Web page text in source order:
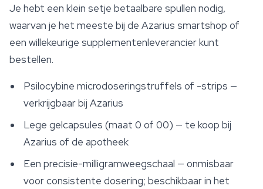
Je hebt een klein setje betaalbare spullen nodig,
waarvan je het meeste bij de Azarius smartshop of
een willekeurige supplementenleverancier kunt
bestellen.
Psilocybine microdoseringstruffels of -strips —
verkrijgbaar bij Azarius
Lege gelcapsules (maat 0 of 00) — te koop bij
Azarius of de apotheek
Een precisie-milligramweegschaal — onmisbaar
voor consistente dosering; beschikbaar in het